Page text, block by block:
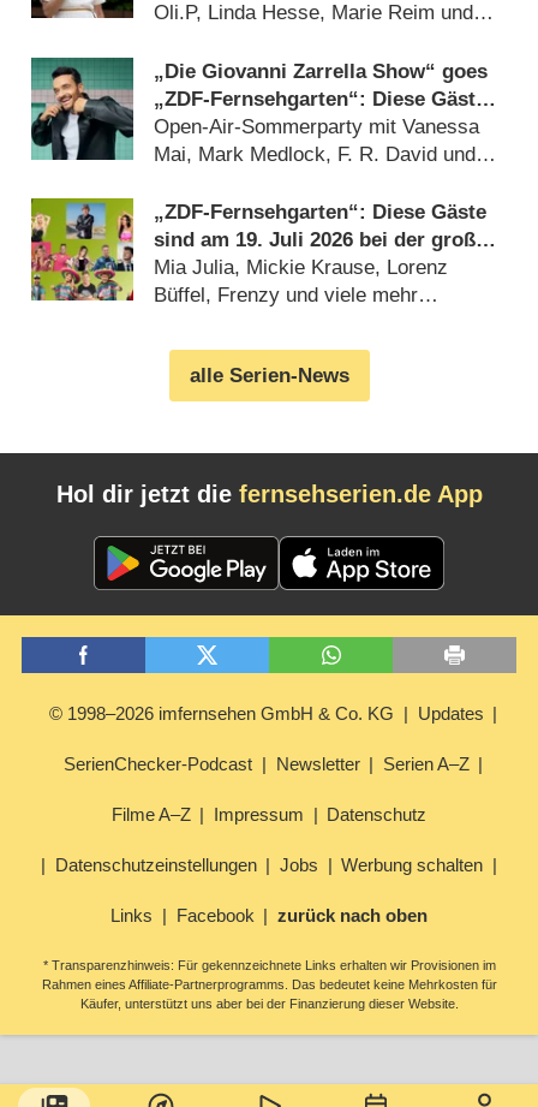
Oli.P, Linda Hesse, Marie Reim und
„Die Giovanni Zarrella Show“ goes
„ZDF-Fernsehgarten“: Diese Gäste
sind am 29. August 2026 dabei
Open-Air-Sommerparty mit Vanessa
Mai, Mark Medlock, F. R. David und
„ZDF-Fernsehgarten“: Diese Gäste
sind am 19. Juli 2026 bei der großen
Mallorca-Party dabei
Mia Julia, Mickie Krause, Lorenz
Büffel, Frenzy und viele mehr
alle Serien-News
Hol dir jetzt die fernsehserien.de App
© 1998–2026 imfernsehen GmbH & Co. KG Updates
SerienChecker-Podcast Newsletter Serien A–Z
Filme A–Z Impressum Datenschutz
Datenschutzeinstellungen Jobs Werbung schalten
Links Facebook zurück nach oben
* Transparenzhinweis: Für gekennzeichnete Links erhalten wir Provisionen im
Rahmen eines Affiliate-Partnerprogramms. Das bedeutet keine Mehrkosten für
Käufer, unterstützt uns aber bei der Finanzierung dieser Website.